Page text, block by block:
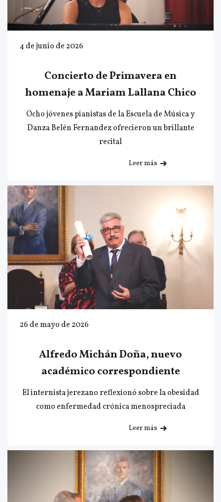
4 de junio de 2026
Concierto de Primavera en
homenaje a Mariam Lallana Chico
Ocho jóvenes pianistas de la Escuela de Música y
Danza Belén Fernandez ofrecieron un brillante
recital
Leer más
26 de mayo de 2026
Alfredo Michán Doña, nuevo
académico correspondiente
El internista jerezano reflexionó sobre la obesidad
como enfermedad crónica menospreciada
Leer más